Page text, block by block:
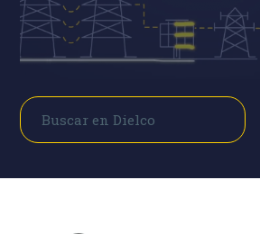
Buscar
Buscar